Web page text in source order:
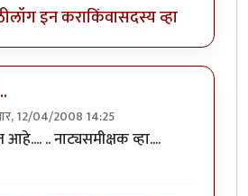
लॉग इन कराकिंवासदस्य व्हा
12/04/2008 14:25
.. नाट्यसमीक्षक व्हा....